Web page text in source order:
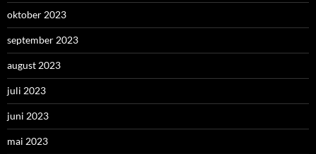
oktober 2023
september 2023
august 2023
juli 2023
juni 2023
mai 2023